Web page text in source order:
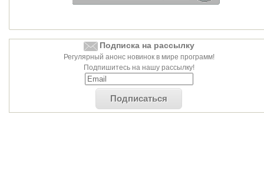
Подписка на рассылку
Регулярный анонс новинок в мире программ!
Подпишитесь на нашу рассылку!
Подписаться